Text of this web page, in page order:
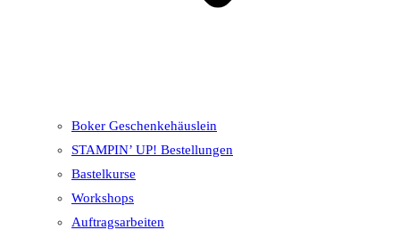
Boker Geschenkehäuslein
STAMPIN’ UP! Bestellungen
Bastelkurse
Workshops
Auftragsarbeiten